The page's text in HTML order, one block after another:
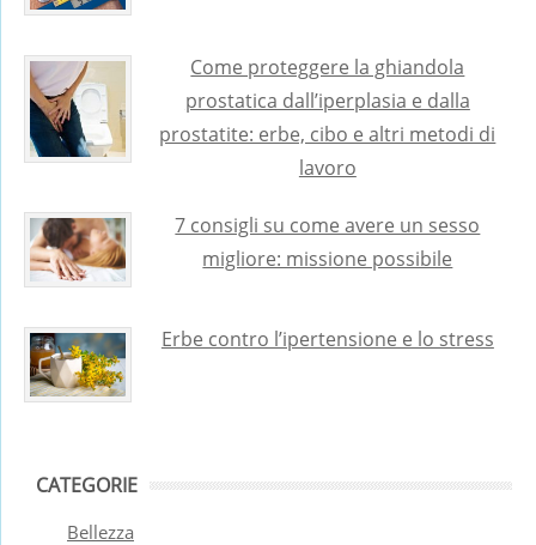
Come proteggere la ghiandola
prostatica dall’iperplasia e dalla
prostatite: erbe, cibo e altri metodi di
lavoro
7 consigli su come avere un sesso
migliore: missione possibile
Erbe contro l’ipertensione e lo stress
CATEGORIE
Bellezza